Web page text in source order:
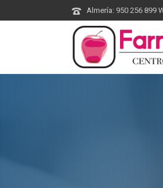
Almería: 950 256 899